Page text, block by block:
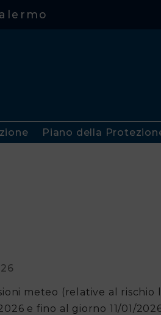
Piano della
meteo (relative al
e fino al giorno 11/01/